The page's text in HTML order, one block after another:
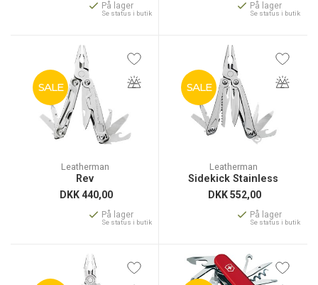
På lager
Se status i butik
På lager
Se status i butik
SALE
Leatherman
Rev
DKK440,00
På lager
Se status i butik
SALE
Leatherman
Sidekick Stainless
DKK552,00
På lager
Se status i butik